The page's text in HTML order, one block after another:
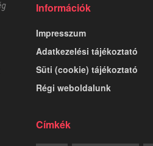
Információk
Impresszum
Adatkezelési tájékoztató
Süti (cookie) tájékoztató
Régi weboldalunk
Címkék